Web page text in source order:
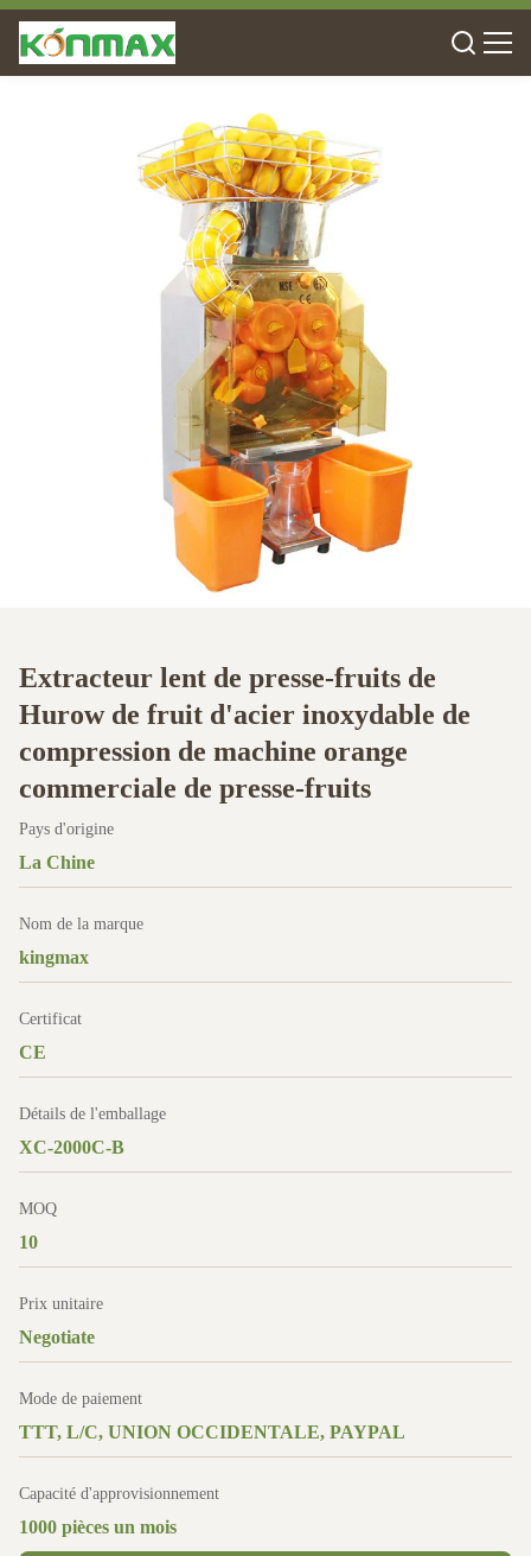
Extracteur lent de presse-fruits de
Hurow de fruit d'acier inoxydable de
compression de machine orange
commerciale de presse-fruits
Pays d'origine
La Chine
Nom de la marque
kingmax
Certificat
CE
Détails de l'emballage
XC-2000C-B
MOQ
10
Prix unitaire
Negotiate
Mode de paiement
TTT, L/C, UNION OCCIDENTALE, PAYPAL
Capacité d'approvisionnement
1000 pièces un mois